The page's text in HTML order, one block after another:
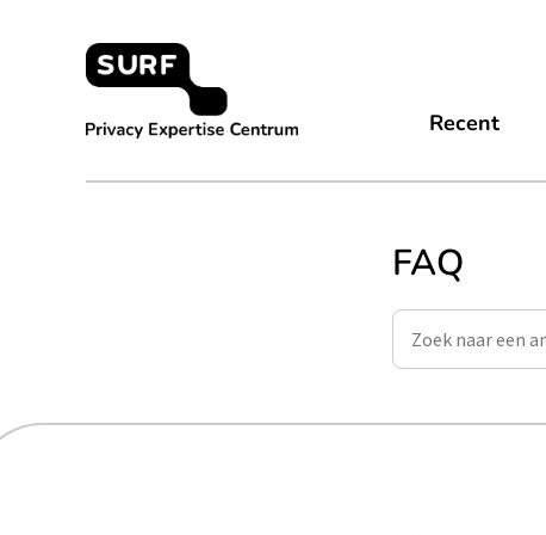
Privacy Expertise Centrum
Recent
FAQ
Zoeken